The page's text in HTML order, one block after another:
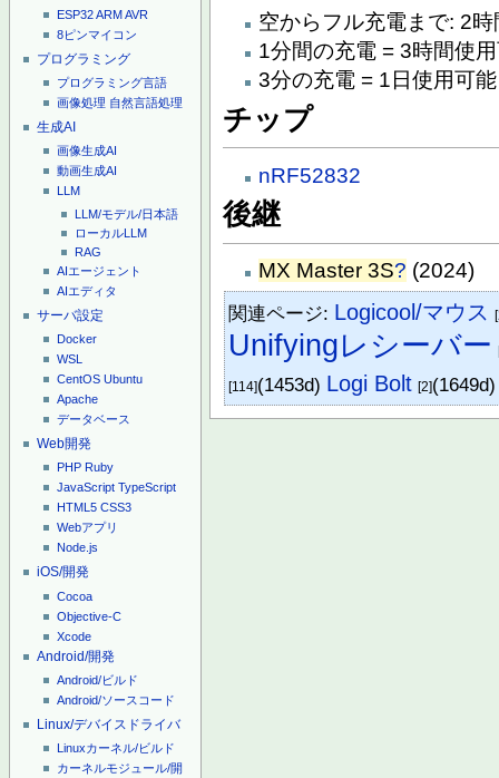
ESP32ARMAVR
8ピンマイコン
プログラミング
プログラミング言語
画像処理 自然言語処理
生成AI
画像生成AI
動画生成AI
LLM
LLM/モデル/日本語
ローカルLLM
RAG
AIエージェント
AIエディタ
サーバ設定
Docker
WSL
CentOS Ubuntu
Apache
データベース
Web開発
PHP Ruby
JavaScript TypeScript
HTML5 CSS3
Webアプリ
Node.js
iOS/開発
Cocoa
Objective-C
Xcode
Android/開発
Android/ビルド
Android/ソースコード
Linux/デバイスドライバ
Linuxカーネル/ビルド
カーネルモジュール/開
空からフル充電まで: 2
1分間の充電 = 3時間使
3分の充電 = 1日使用可能
チップ
nRF52832
後継
MX Master 3S? (2024)
関連ページ: Logicool/マウス
Unifyingレシーバー
[114](1453d) Logi Bolt [2]